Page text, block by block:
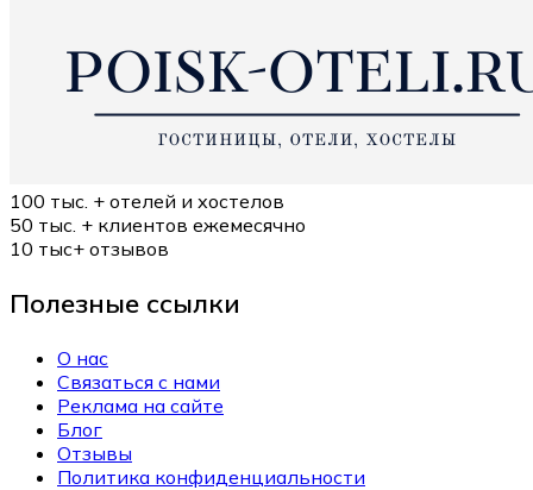
100 тыс. + отелей и хостелов
50 тыс. + клиентов ежемесячно
10 тыс+ отзывов
Полезные ссылки
О нас
Связаться с нами
Реклама на сайте
Блог
Отзывы
Политика конфиденциальности